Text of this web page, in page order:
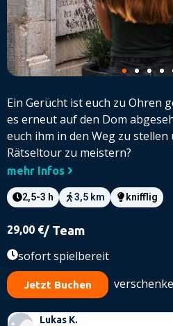
Ein Gerücht ist euch zu Ohren
es erneut auf den Dom
euch ihm in den Weg zu
Rätseltour zu meistern?
mehr Infos
2,5-3 h 3,5 km knifflig
29,00 €/ Team
sofort spielbereit
Jetzt Buchen
Lukas K.